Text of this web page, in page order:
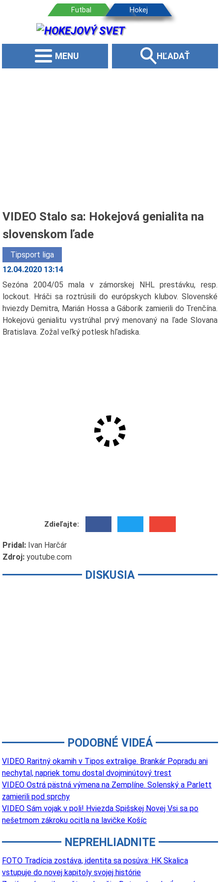
MENU HĽADAŤ
VIDEO Stalo sa: Hokejová genialita na
slovenskom ľade
Tipsport liga
12.04.2020 13:14
Sezóna 2004/05 mala v zámorskej NHL prestávku, resp.
lockout. Hráči sa roztrúsili do európskych klubov. Slovenské
hviezdy Demitra, Marián Hossa a Gáborík zamierili do Trenčína.
Hokejovú genialitu vystrúhal prvý menovaný na ľade Slovana
Bratislava. Zožal veľký potlesk hľadiska.
Zdieľajte:
Pridal: Ivan Harčár
Zdroj: youtube.com
DISKUSIA
PODOBNÉ VIDEÁ
VIDEO Raritný okamih v Tipos extralige. Brankár Popradu ani
nechytal, napriek tomu dostal dvojminútový trest
VIDEO Ostrá pästná výmena na Zemplíne. Solenský a Parlett
zamierili pod sprchy
VIDEO Sám vojak v poli! Hviezda Spišskej Novej Vsi sa po
nešetrnom zákroku ocitla na lavičke Košíc
NEPREHLIADNITE
FOTO Tradícia zostáva, identita sa posúva: HK Skalica
vstupuje do novej kapitoly svojej histórie